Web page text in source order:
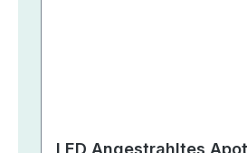
LED Angestrahltes